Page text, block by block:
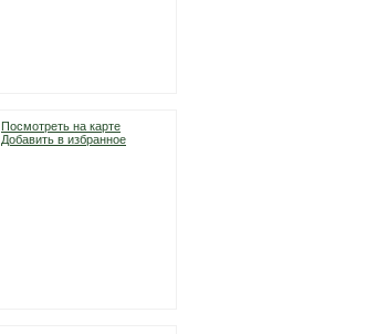
Посмотреть на карте
Добавить в избранное